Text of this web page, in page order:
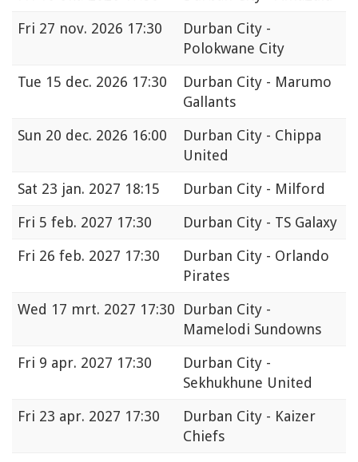
Fri 27 nov. 2026 17:30
Durban City -
Polokwane City
Tue 15 dec. 2026 17:30
Durban City - Marumo
Gallants
Sun 20 dec. 2026 16:00
Durban City - Chippa
United
Sat 23 jan. 2027 18:15
Durban City - Milford
Fri 5 feb. 2027 17:30
Durban City - TS Galaxy
Fri 26 feb. 2027 17:30
Durban City - Orlando
Pirates
Wed 17 mrt. 2027 17:30
Durban City -
Mamelodi Sundowns
Fri 9 apr. 2027 17:30
Durban City -
Sekhukhune United
Fri 23 apr. 2027 17:30
Durban City - Kaizer
Chiefs